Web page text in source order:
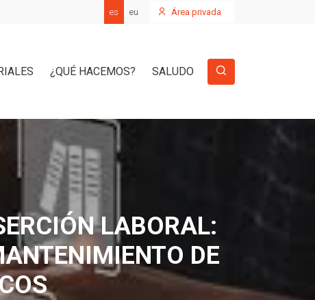
es eu Área privada
¿QUÉ HACEMOS? SALUDO
LABORAL:
DE